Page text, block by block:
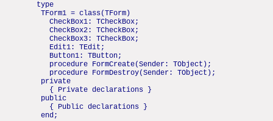
type
TForm1 = class(TForm)
CheckBox1: TCheckBox;
CheckBox2: TCheckBox;
CheckBox3: TCheckBox;
Edit1: TEdit;
Button1: TButton;
procedure FormCreate(Sender: TObject);
procedure FormDestroy(Sender: TObject);
private
{ Private declarations }
public
{ Public declarations }
end;